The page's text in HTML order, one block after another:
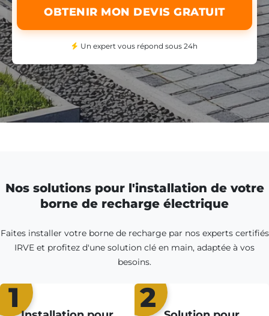
OBTENIR MON DEVIS GRATUIT
Un expert vous répond sous 24h
Nos solutions pour l'installation de votre
borne de recharge électrique
Faites installer votre borne de recharge par nos experts certifiés
IRVE et profitez d'une solution clé en main, adaptée à vos
besoins.
1 2